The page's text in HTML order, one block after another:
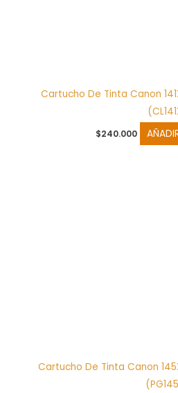
Cartucho De Tinta Canon
$240.000
Cartucho De Tinta Canon